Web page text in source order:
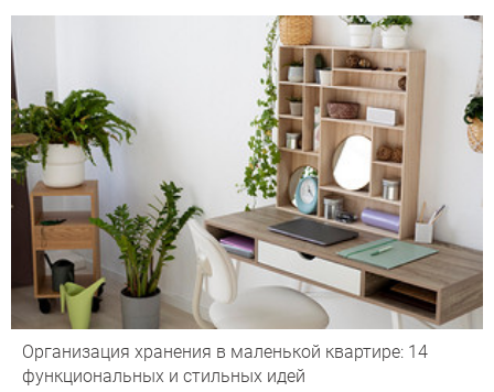
Организация хранения в маленькой квартире: 14
функциональных и стильных идей